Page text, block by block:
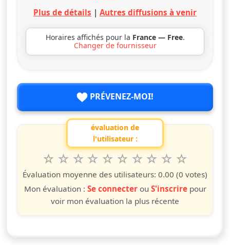
Plus de détails | Autres diffusions à venir
Horaires affichés pour la France — Free.
Changer de fournisseur
PRÉVENEZ-MOI!
évaluation de
l'utilisateur :
questo spettacolo da 1 a 10 étoiles
10
étoiles
9
étoiles
8
étoiles
7
étoiles
6
étoiles
5
étoiles
4
étoiles
3
étoiles
2
étoiles
étoile
Évaluation moyenne des utilisateurs: 0.00 (0 votes)
Mon évaluation : Se connecterou S'inscrirepour
voir mon évaluation la plus récente